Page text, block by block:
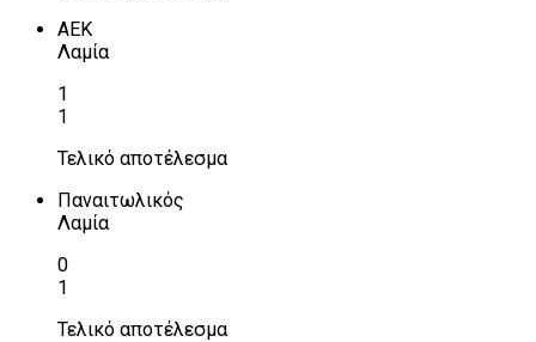
ΑΕΚ
Λαμία
1
1
Τελικό αποτέλεσμα
Παναιτωλικός
Λαμία
0
1
Τελικό αποτέλεσμα